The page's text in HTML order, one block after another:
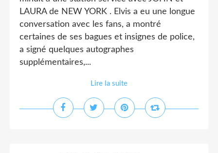
LAURA de NEW YORK . Elvis a eu une longue
conversation avec les fans, a montré
certaines de ses bagues et insignes de police,
a signé quelques autographes
supplémentaires,...
Lire la suite